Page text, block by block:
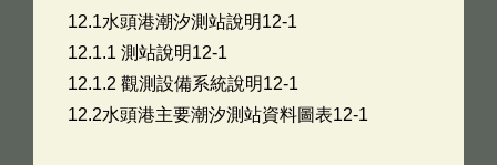
12.1水頭港潮汐測站說明12-1
12.1.1 測站說明12-1
12.1.2 觀測設備系統說明12-1
12.2水頭港主要潮汐測站資料圖表12-1